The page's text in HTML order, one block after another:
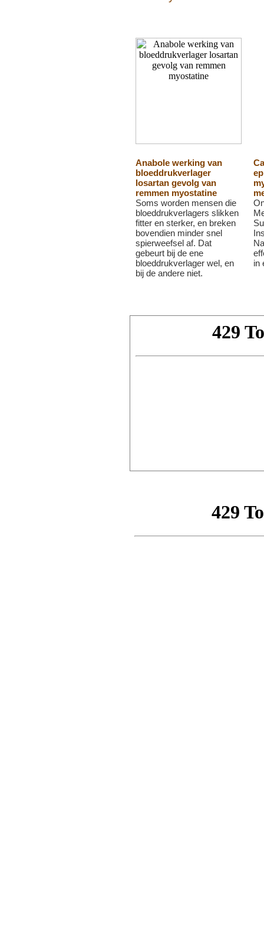
Anabole werking van
bloeddrukverlager
losartan gevolg van
remmen myostatine
Soms worden mensen die
bloeddrukverlagers slikken
fitter en sterker, en breken
bovendien minder snel
spierweefsel af. Dat
gebeurt bij de ene
bloeddrukverlager wel, en
bij de andere niet.
in